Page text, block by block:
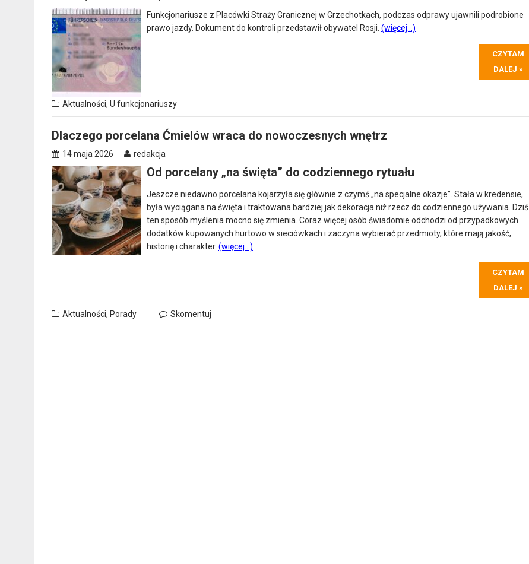
Funkcjonariusze z Placówki Straży Granicznej w Grzechotkach, podczas odprawy ujawnili podrobione
prawo jazdy. Dokument do kontroli przedstawił obywatel Rosji. (więcej…)
CZYTAM
DALEJ »
Aktualności, U funkcjonariuszy
Dlaczego porcelana Ćmielów wraca do nowoczesnych wnętrz
14 maja 2026 redakcja
Od porcelany „na święta” do codziennego rytuału
Jeszcze niedawno porcelana kojarzyła się głównie z czymś „na specjalne okazje”. Stała w kredensie,
była wyciągana na święta i traktowana bardziej jak dekoracja niż rzecz do codziennego używania. Dziś
ten sposób myślenia mocno się zmienia. Coraz więcej osób świadomie odchodzi od przypadkowych
dodatków kupowanych hurtowo w sieciówkach i zaczyna wybierać przedmioty, które mają jakość,
historię i charakter. (więcej…)
CZYTAM
DALEJ »
Aktualności, Porady Skomentuj